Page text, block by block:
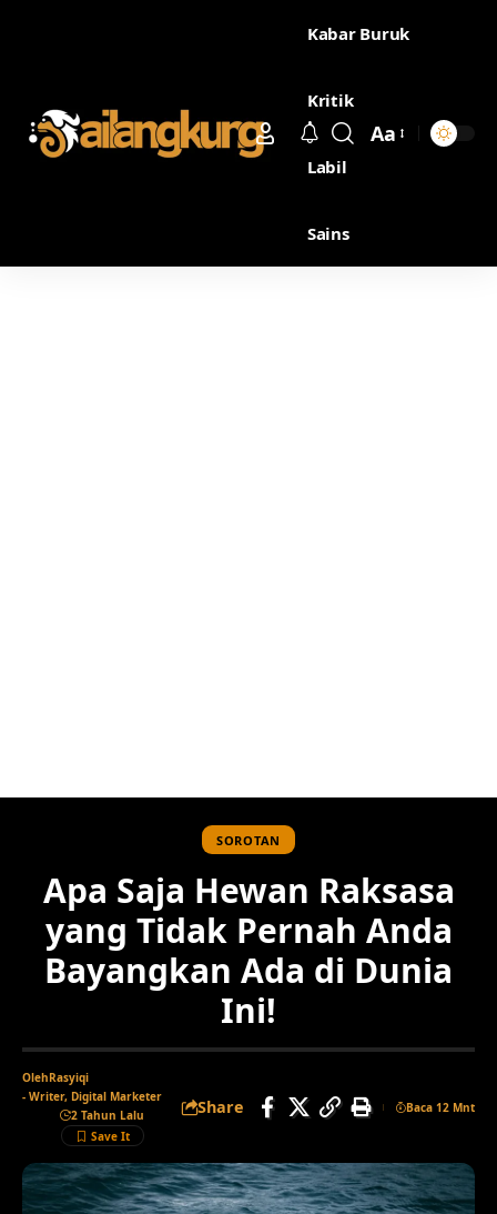
Kabar Buruk
Kritik
Labil
Sains
Aa
SOROTAN
Apa Saja Hewan Raksasa
yang Tidak Pernah Anda
Bayangkan Ada di Dunia
Ini!
OlehRasyiqi
- Writer, Digital Marketer
2 Tahun Lalu
Share Baca 12 Mnt